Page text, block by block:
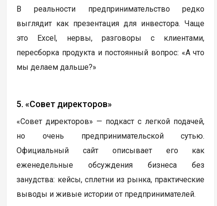
В реальности предпринимательство редко
выглядит как презентация для инвестора. Чаще
это Excel, нервы, разговоры с клиентами,
пересборка продукта и постоянный вопрос: «А что
мы делаем дальше?»
5. «Совет директоров»
«Совет директоров» — подкаст с легкой подачей,
но очень предпринимательской сутью.
Официальный сайт описывает его как
еженедельные обсуждения бизнеса без
занудства: кейсы, сплетни из рынка, практические
выводы и живые истории от предпринимателей.